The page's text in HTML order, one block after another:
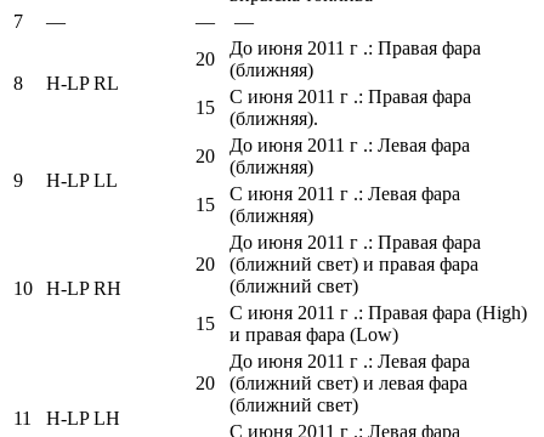
7
— — —
8 H-LP RL
20
До июня 2011 г .: Правая фара
(ближняя)
15
С июня 2011 г .: Правая фара
(ближняя).
9 H-LP LL
20
До июня 2011 г .: Левая фара
(ближняя)
15
С июня 2011 г .: Левая фара
(ближняя)
10 H-LP RH
20
До июня 2011 г .: Правая фара
(ближний свет) и правая фара
(ближний свет)
15
С июня 2011 г .: Правая фара (High)
и правая фара (Low)
11 H-LP LH
20
До июня 2011 г .: Левая фара
(ближний свет) и левая фара
(ближний свет)
С июня 2011 г .: Левая фара